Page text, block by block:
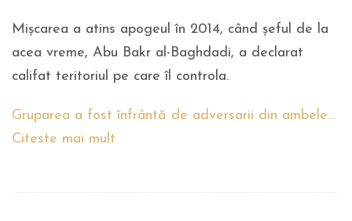
Mişcarea a atins apogeul în 2014, când şeful de la
acea vreme, Abu Bakr al-Baghdadi, a declarat
califat teritoriul pe care îl controla.
Gruparea a fost înfrântă de adversarii din ambele…
Citeste mai mult